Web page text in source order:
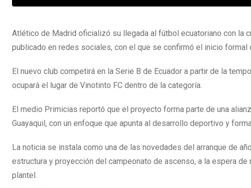
Atlético de Madrid oficializó su llegada al fútbol ecuatoriano con la
publicado en redes sociales, con el que se confirmó el inicio formal
El nuevo club competirá en la Serie B de Ecuador a partir de la
ocupará el lugar de Vinotinto FC dentro de la categoría.
El medio Primicias reportó que el proyecto forma parte de una
Guayaquil, con un enfoque que apunta al desarrollo deportivo y
La noticia se instala como una de las novedades del arranque de
estructura y proyección del campeonato de ascenso, a la espera
plantel.